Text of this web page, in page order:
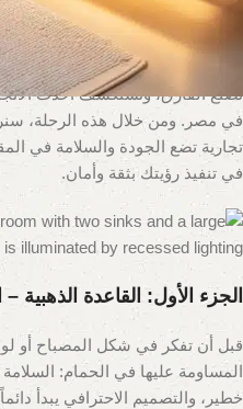
مجموعة من الأفكار، بل هو
في أعماق القواعد غير القابلة
بناء طبقات من الضوء
تصنع الفارق، ونستكشف أحدث
في مصر. ومن خلال هذه الرحلة،
تجارية تضع الجودة والسلامة في
في تنفيذ رؤيتك بثقة وأمان.
الجزء الأول: القاعدة
قبل أن تفكر في شكل المصباح أو
المساومة عليها في الحمام: السلامة
خطير، والتصميم الاحترافي يبدأ